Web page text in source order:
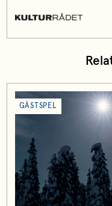
GÄSTSPEL